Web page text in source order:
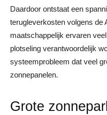
Daardoor ontstaat een
terugleverkosten volgens de
maatschappelijk ervaren
plotseling verantwoordelijk
systeemprobleem dat veel
zonnepanelen.
Grote